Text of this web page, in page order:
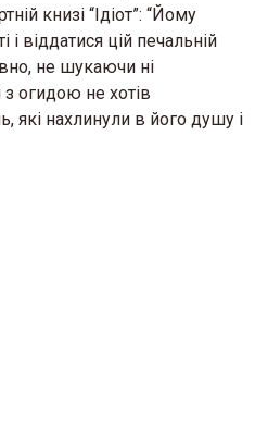
книзі “Ідіот”: “Йому
і віддатися цій печальній
не шукаючи ні
огидою не хотів
які нахлинули в його душу і